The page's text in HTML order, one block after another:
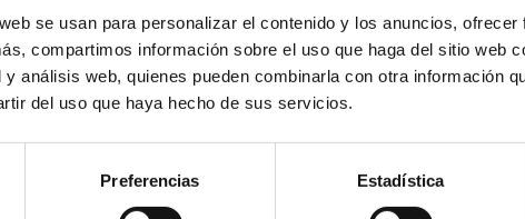
se usan para personalizar el contenido y los anuncios,
compartimos información sobre el uso que haga del sitio web
análisis web, quienes pueden combinarla con otra información
del uso que haya hecho de sus servicios.
Preferencias Estadística